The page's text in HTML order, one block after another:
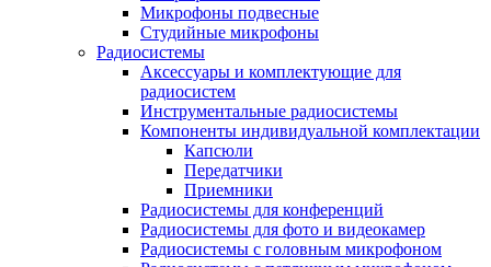
Микрофоны подвесные
Студийные микрофоны
Радиосистемы
Аксессуары и комплектующие для
радиосистем
Инструментальные радиосистемы
Компоненты индивидуальной комплектации
Капсюли
Передатчики
Приемники
Радиосистемы для конференций
Радиосистемы для фото и видеокамер
Радиосистемы с головным микрофоном